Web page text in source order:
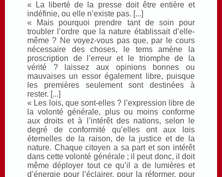
« La liberté de la presse doit être entière et
indéfinie, ou elle n’existe pas. [...]
« Mais pourquoi prendre tant de soin pour
troubler l’ordre que la nature établissait d’elle-
même ? Ne voyez-vous pas que, par le cours
nécessaire des choses, le tems amène la
proscription de l’erreur et le triomphe de la
vérité ? laissez aux opinions bonnes ou
mauvaises un essor également libre, puisque
les premières seulement sont destinées à
rester. [...]
« Les lois, que sont-elles ? l’expression libre de
la volonté générale, plus ou moins conforme
aux droits et à l’intérêt des nations, selon le
degré de conformité qu’elles ont aux lois
éternelles de la raison, de la justice et de la
nature. Chaque citoyen a sa part et son intérêt
dans cette volonté générale ; il peut donc, il doit
même déployer tout ce qu’il a de lumières et
d’énergie pour l’éclairer, pour la réformer, pour